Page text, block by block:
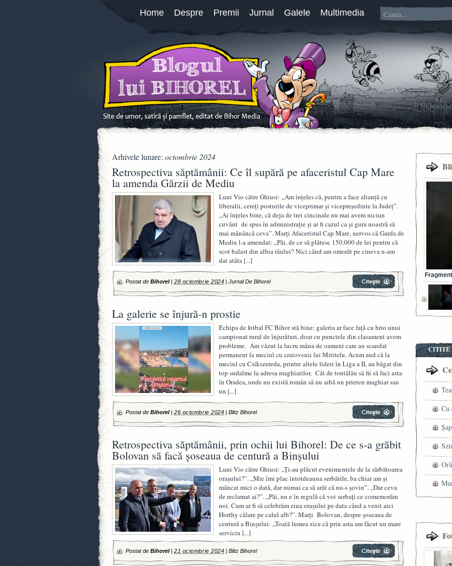
Home Despre Premii Jurnal Galele Multimedia
Arhivele lunare: octombrie 2024
Retrospectiva săptămânii: Ce îl supără pe afaceristul Cap Mare
la amenda Gărzii de Mediu
Luni Vio către Ghiusi: „Am înțeles că, pentru a face alianță cu
liberalii, cereți posturile de viceprimar și vicepreședinte la Județ”.
„Ai înțeles bine, că deja de trei cincinale nu mai avem niciun
cuvânt de spus în administrație și ar fi cazul ca și gura noastră să
mai mănâncă ceva”. Marți Afaceristul Cap Mare, nervos că Garda de
Mediu l-a amendat: „Păi, de ce să plătesc 150.000 de lei pentru că
scot balast din albia râului? Nici când am omorât pe cineva n-am
dat atâta [...]
Postat de Bihorel| 28 octombrie 2024 |Jurnal De Bihorel
La galerie se înjură-n prostie
Echipa de fotbal FC Bihor stă bine: galeria ar face față cu brio unui
campionat rural de înjurături, doar cu punctele din clasament avem
probleme. Am văzut la lucru mâna de oameni care au scandat
permanent la meciul cu craiovenii lui Mititelu. Acum aud că la
meciul cu Csíkszereda, printre altele lideri în Liga a II, au băgat din
top sudalme la adresa maghiarilor. Cât de tontălău să fii să faci asta
în Oradea, unde nu există român să nu aibă un prieten maghiar sau
un [...]
Postat de Bihorel| 26 octombrie 2024 |Blitz Bihorel
Retrospectiva săptămânii, prin ochii lui Bihorel: De ce s-a grăbit
Bolovan să facă șoseaua de centură a Binșului
Luni Vio către Ghiusi: „Ți-au plăcut evenimentele de la sărbătoarea
orașului?”. „Mie îmi plac întotdeauna serbările, ba chiar am și
mâncat mici o dată, dar numai ca să arăt că nu-s șovin”. „Dar ceva
de reclamat ai?”. „Păi, nu e în regulă că voi serbați ce comemorăm
noi. Cum ar fi să celebrăm ziua orașului pe data când a venit aici
Horthy călare pe calul alb?”. Marți Bolovan, despre șoseaua de
centură a Binșului: „Toată lumea zice că prin asta am făcut un mare
serviciu [...]
Postat de Bihorel| 21 octombrie 2024 |Blitz Bihorel
CITITE
Cu